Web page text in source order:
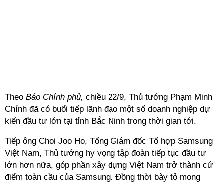
Theo Báo Chính phủ, chiều 22/9, Thủ tướng Phạm Minh
Chính đã có buổi tiếp lãnh đạo một số doanh nghiệp dự
kiến đầu tư lớn tại tỉnh Bắc Ninh trong thời gian tới.
Tiếp ông Choi Joo Ho, Tổng Giám đốc Tổ hợp Samsung
Việt Nam, Thủ tướng hy vọng tập đoàn tiếp tục đầu tư
lớn hơn nữa, góp phần xây dựng Việt Nam trở thành cứ
điểm toàn cầu của Samsung. Đồng thời bày tỏ mong